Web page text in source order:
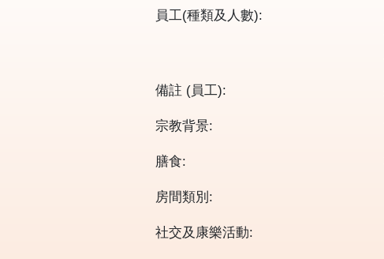
員工(種類及人數):
備註 (員工):
宗教背景:
膳食:
房間類別:
社交及康樂活動: